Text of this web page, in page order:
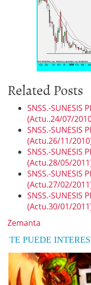
Related Posts
SNSS.-SUNESIS
(Actu..24/07/
SNSS.-SUNESIS
(Actu.26/11/
SNSS.-SUNESIS
(Actu.28/05/
SNSS.-SUNESIS
(Actu.27/02/
SNSS.-SUNESIS
(Actu.30/01/
Zemanta
TE PUEDE